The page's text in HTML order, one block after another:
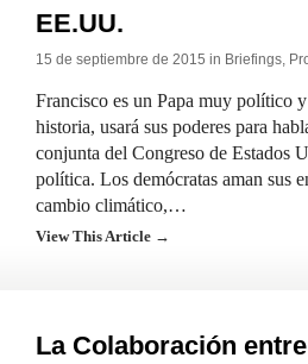
EE.UU.
15 de septiembre de 2015 in Briefings,
Francisco es un Papa muy político
historia, usará sus poderes para
conjunta del Congreso de Estados
política. Los demócratas aman sus
cambio climático,…
View This Article →
La Colaboración